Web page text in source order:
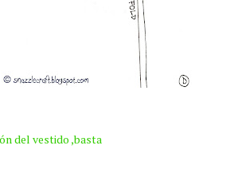
del vestido ,basta